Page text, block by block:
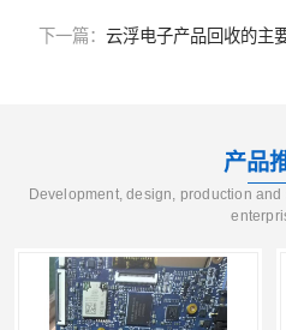
下一篇： 云浮电子产品回收的主
产品
Development, design, production